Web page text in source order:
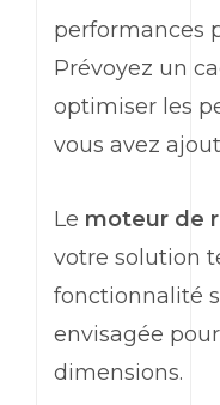
performances
Prévoyez un
optimiser les
vous avez
Le moteur de
votre solution
fonctionnalité
envisagée
dimensions.